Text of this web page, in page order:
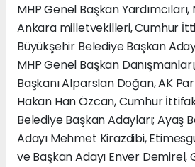
MHP Genel Başkan
Ankara milletvekilleri, Cumhur
Büyükşehir Belediye Başkan
MHP Genel Başkan
Başkanı Alparslan Doğan, AK
Hakan Han Özcan, Cumhur
Belediye Başkan Adayları; Ayaş
Adayı Mehmet Kirazdibi,
ve Başkan Adayı Enver Demirel,